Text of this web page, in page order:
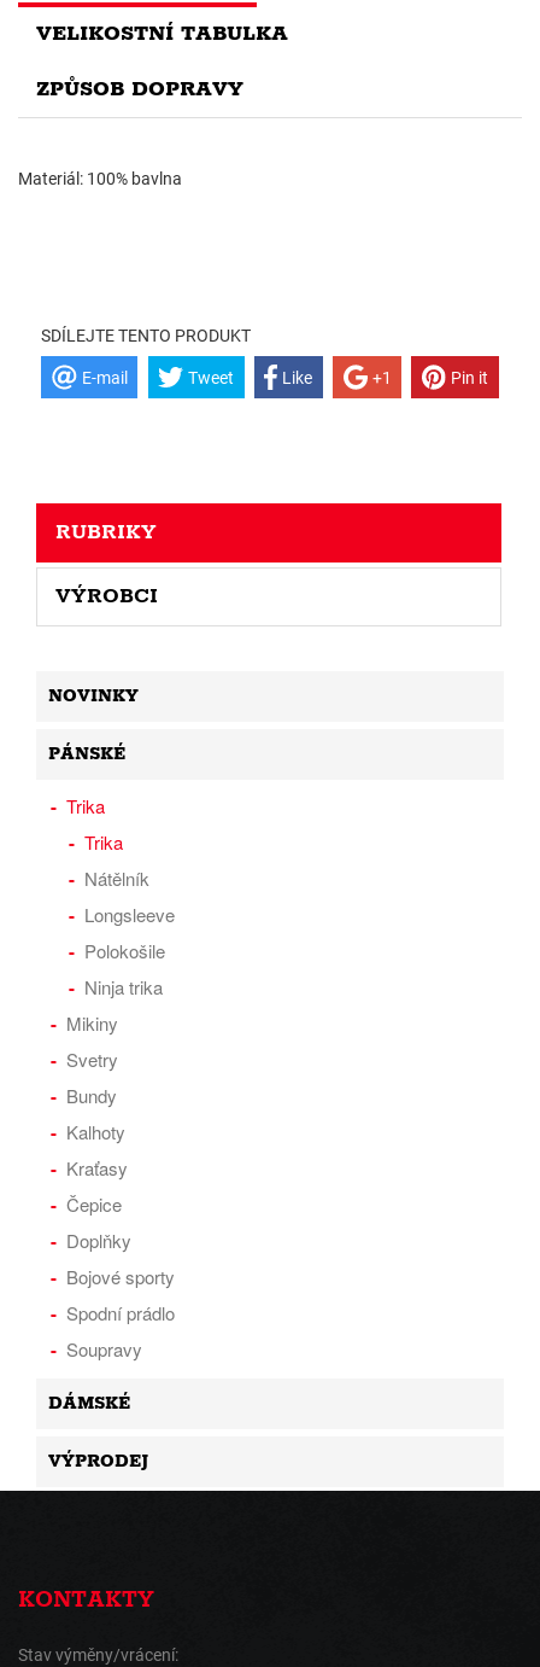
VELIKOSTNÍ TABULKA
ZPŮSOB DOPRAVY
Materiál: 100% bavlna
SDÍLEJTE TENTO PRODUKT
E-mail Tweet Like +1 Pin it
RUBRIKY
VÝROBCI
NOVINKY
PÁNSKÉ
Trika
Trika
Nátělník
Longsleeve
Polokošile
Ninja trika
Mikiny
Svetry
Bundy
Kalhoty
Kraťasy
Čepice
Doplňky
Bojové sporty
Spodní prádlo
Soupravy
DÁMSKÉ
VÝPRODEJ
KONTAKTY
Stav výměny/vrácení: